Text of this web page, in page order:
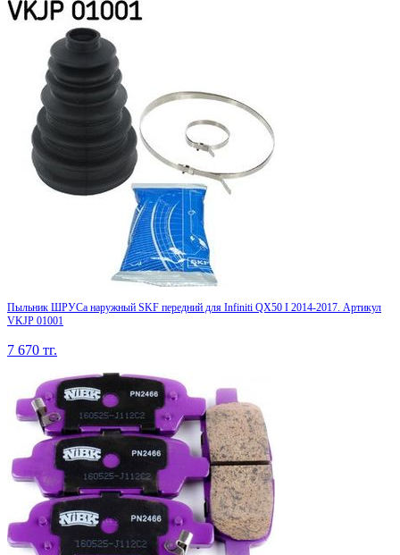
Пыльник ШРУСа наружный SKF передний для Infiniti QX50 I 2014-2017. Артикул
VKJP 01001
7 670 тг.